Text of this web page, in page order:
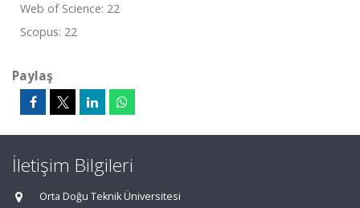
Web of Science: 22
Scopus: 22
Paylaş
İletişim Bilgileri
Orta Doğu Teknik Üniversitesi